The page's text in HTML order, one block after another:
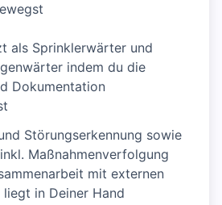
als Sprinklerwärter und
indem du die
Dokumentation
Störungserkennung sowie
Maßnahmenverfolgung
mit externen
liegt in Deiner Hand